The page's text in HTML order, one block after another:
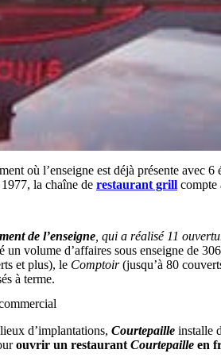
où l’enseigne est déjà présente avec
la chaîne de restaurant grill compte
de l’enseigne , qui a réalisé 11
un volume d’affaires sous enseigne de
et plus), le Comptoir(jusqu’à 80
à terme.
d’implantations, Courtepaille installe
ouvrir un restaurant Courtepaille en